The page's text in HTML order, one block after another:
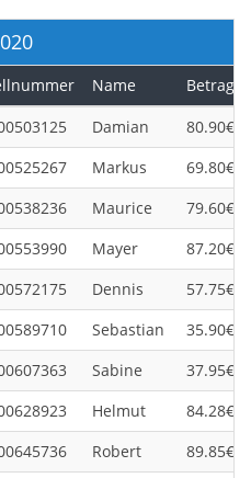
Name
Betrag
Damian
80.90€
Markus
69.80€
Maurice
79.60€
Mayer
87.20€
Dennis
57.75€
Sebastian
35.90€
Sabine
37.95€
Helmut
84.28€
Robert
89.85€